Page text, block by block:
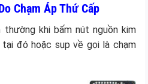
Chạm Áp Thứ Cấp
thường khi bấm nút nguồn kim
đó hoặc sụp về gọi là chạm